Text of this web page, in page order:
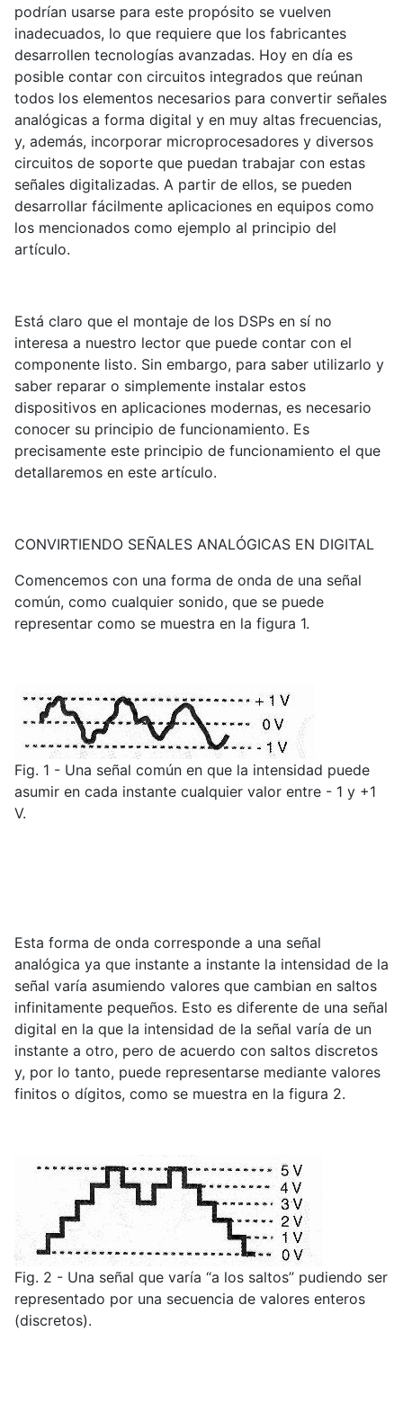
podrían usarse para este propósito se vuelven
inadecuados, lo que requiere que los fabricantes
desarrollen tecnologías avanzadas. Hoy en día es
posible contar con circuitos integrados que reúnan
todos los elementos necesarios para convertir señales
analógicas a forma digital y en muy altas frecuencias,
y, además, incorporar microprocesadores y diversos
circuitos de soporte que puedan trabajar con estas
señales digitalizadas. A partir de ellos, se pueden
desarrollar fácilmente aplicaciones en equipos como
los mencionados como ejemplo al principio del
artículo.
Está claro que el montaje de los DSPs en sí no
interesa a nuestro lector que puede contar con el
componente listo. Sin embargo, para saber utilizarlo y
saber reparar o simplemente instalar estos
dispositivos en aplicaciones modernas, es necesario
conocer su principio de funcionamiento. Es
precisamente este principio de funcionamiento el que
detallaremos en este artículo.
CONVIRTIENDO SEÑALES ANALÓGICAS EN DIGITAL
Comencemos con una forma de onda de una señal
común, como cualquier sonido, que se puede
representar como se muestra en la figura 1.
Fig. 1 - Una señal común en que la intensidad puede
asumir en cada instante cualquier valor entre - 1 y +1
V.
Esta forma de onda corresponde a una señal
analógica ya que instante a instante la intensidad de la
señal varía asumiendo valores que cambian en saltos
infinitamente pequeños. Esto es diferente de una señal
digital en la que la intensidad de la señal varía de un
instante a otro, pero de acuerdo con saltos discretos
y, por lo tanto, puede representarse mediante valores
finitos o dígitos, como se muestra en la figura 2.
Fig. 2 - Una señal que varía “a los saltos” pudiendo ser
representado por una secuencia de valores enteros
(discretos).